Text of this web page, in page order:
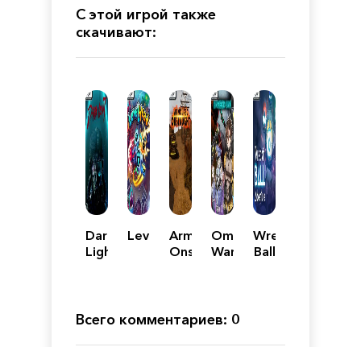
С этой игрой также
скачивают:
Dark
Light
LevelheadArmoured
Onslaught
Omnibion
War
Wreckin'
Ball
Всего комментариев: 0